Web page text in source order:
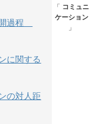
「 コミュニ
ケーション
」
過程
に関する
の対人距